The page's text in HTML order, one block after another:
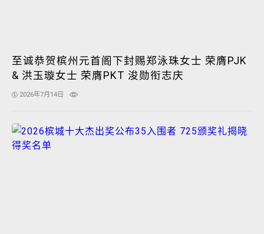
至诚恭贺槟州元首阁下封赐郑泳珠女士 荣膺PJK
& 洪玉璇女士 荣膺PKT 浚勋衔志庆
2026年7月14日